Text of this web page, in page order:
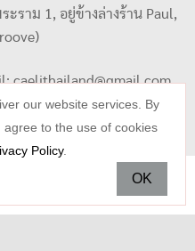
ราม 1, อยู่ข้างล่างร้าน Paul,
caelithailand@gmail.com
our website services. By
agree to the use of cookies
Policy.
OK